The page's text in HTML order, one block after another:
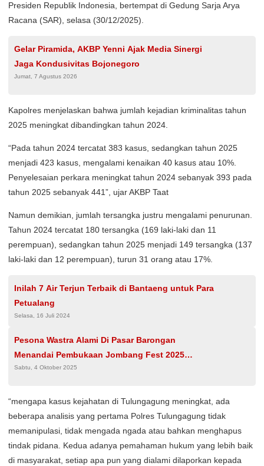
Presiden Republik Indonesia, bertempat di Gedung Sarja Arya
Racana (SAR), selasa (30/12/2025).
Gelar Piramida, AKBP Yenni Ajak Media Sinergi
Jaga Kondusivitas Bojonegoro
Jumat, 7 Agustus 2026
Kapolres menjelaskan bahwa jumlah kejadian kriminalitas tahun
2025 meningkat dibandingkan tahun 2024.
“Pada tahun 2024 tercatat 383 kasus, sedangkan tahun 2025
menjadi 423 kasus, mengalami kenaikan 40 kasus atau 10%.
Penyelesaian perkara meningkat tahun 2024 sebanyak 393 pada
tahun 2025 sebanyak 441”, ujar AKBP Taat
Namun demikian, jumlah tersangka justru mengalami penurunan.
Tahun 2024 tercatat 180 tersangka (169 laki-laki dan 11
perempuan), sedangkan tahun 2025 menjadi 149 tersangka (137
laki-laki dan 12 perempuan), turun 31 orang atau 17%.
Inilah 7 Air Terjun Terbaik di Bantaeng untuk Para
Petualang
Selasa, 16 Juli 2024
Pesona Wastra Alami Di Pasar Barongan
Menandai Pembukaan Jombang Fest 2025
Dalam Rangka Hari Jadi Pemkab Jombang Ke
Sabtu, 4 Oktober 2025
“mengapa kasus kejahatan di Tulungagung meningkat, ada
beberapa analisis yang pertama Polres Tulungagung tidak
memanipulasi, tidak mengada ngada atau bahkan menghapus
tindak pidana. Kedua adanya pemahaman hukum yang lebih baik
di masyarakat, setiap apa pun yang dialami dilaporkan kepada